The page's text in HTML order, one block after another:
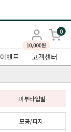
0
이벤트
고객센터
피부타입별
모공/피지